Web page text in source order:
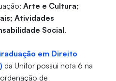
Arte e Cultura;
Atividades
Social.
em Direito
da Unifor possui nota 6 na
de